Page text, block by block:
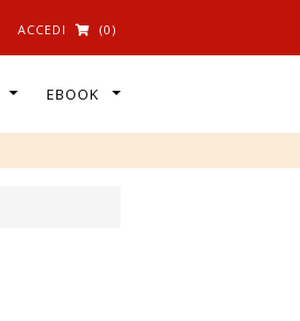
ACCEDI (0)
EBOOK